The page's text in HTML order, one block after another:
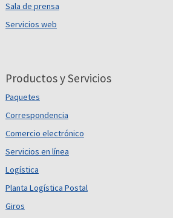
Sala de prensa
Servicios web
Productos y Servicios
Paquetes
Correspondencia
Comercio electrónico
Servicios en línea
Logística
Planta Logística Postal
Giros